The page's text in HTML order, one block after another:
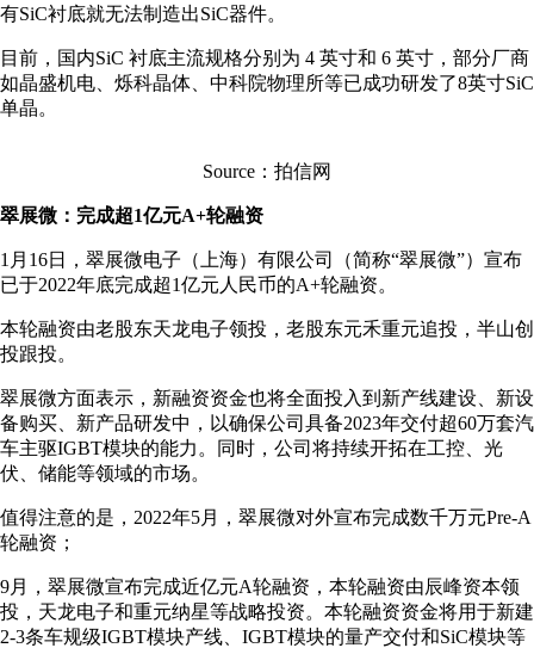
有SiC衬底就无法制造出SiC器件。
目前，国内SiC 衬底主流规格分别为 4 英寸和 6 英寸，部分厂商
如晶盛机电、烁科晶体、中科院物理所等已成功研发了8英寸SiC
单晶。
Source：拍信网
翠展微：完成超1亿元A+轮融资
1月16日，翠展微电子（上海）有限公司（简称“翠展微”）宣布
已于2022年底完成超1亿元人民币的A+轮融资。
本轮融资由老股东天龙电子领投，老股东元禾重元追投，半山创
投跟投。
翠展微方面表示，新融资资金也将全面投入到新产线建设、新设
备购买、新产品研发中，以确保公司具备2023年交付超60万套汽
车主驱IGBT模块的能力。同时，公司将持续开拓在工控、光
伏、储能等领域的市场。
值得注意的是，2022年5月，翠展微对外宣布完成数千万元Pre-A
轮融资；
9月，翠展微宣布完成近亿元A轮融资，本轮融资由辰峰资本领
投，天龙电子和重元纳星等战略投资。本轮融资资金将用于新建
2-3条车规级IGBT模块产线、IGBT模块的量产交付和SiC模块等